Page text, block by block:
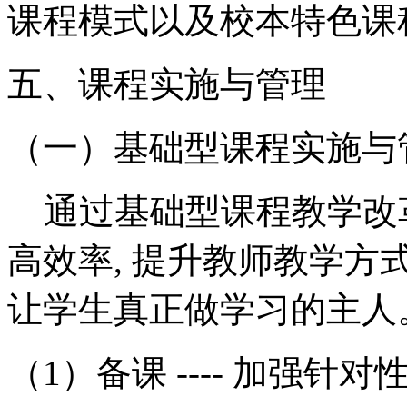
课程模式以及校本特色
五、课程实施与管理
（一）基础型课程实施
通过基础型课程教学改
高效率, 提升教师教学方
让学生真正做学习的主人
（1）备课 ---- 加强针对